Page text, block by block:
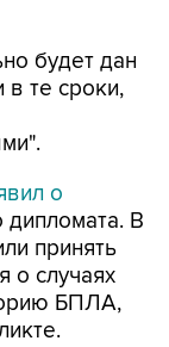
будет дан
те сроки,
о
дипломата. В
принять
о случаях
БПЛА,